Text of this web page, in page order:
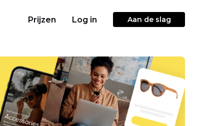
Prijzen Log in Aan de slag